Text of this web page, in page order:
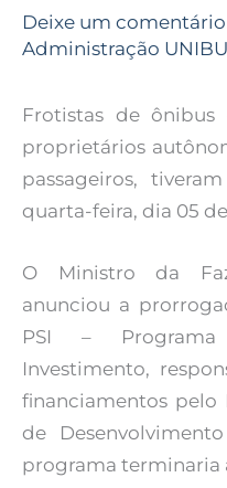
Deixe um comentário
Administração
Frotistas de
proprietários
passageiros,
quarta-feira, dia 05
O Ministro da
anunciou a
PSI –
Investimento,
financiamentos pelo
de
programa terminaria